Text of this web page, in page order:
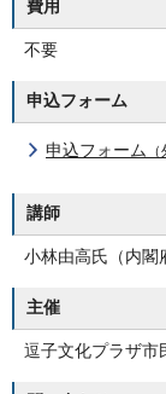
費用
不要
申込フォーム
申込フォーム
講師
小林由高氏（内閣
主催
逗子文化プラザ市